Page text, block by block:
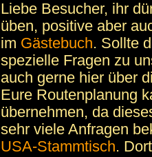
Liebe Besucher, ihr
üben, positive aber
im Gästebuch. Sollte
spezielle Fragen zu
auch gerne hier über
Eure Routenplanung
übernehmen, da
sehr viele Anfragen
USA-Stammtisch.